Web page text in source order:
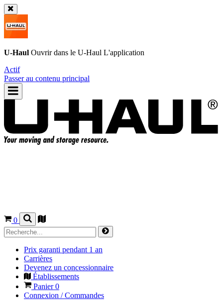
U-Haul Ouvrir dans le U-Haul L'application
Actif
Passer au contenu principal
0
Prix garanti pendant 1 an
Carrières
Devenez un concessionnaire
Établissements
Panier0
Connexion / Commandes